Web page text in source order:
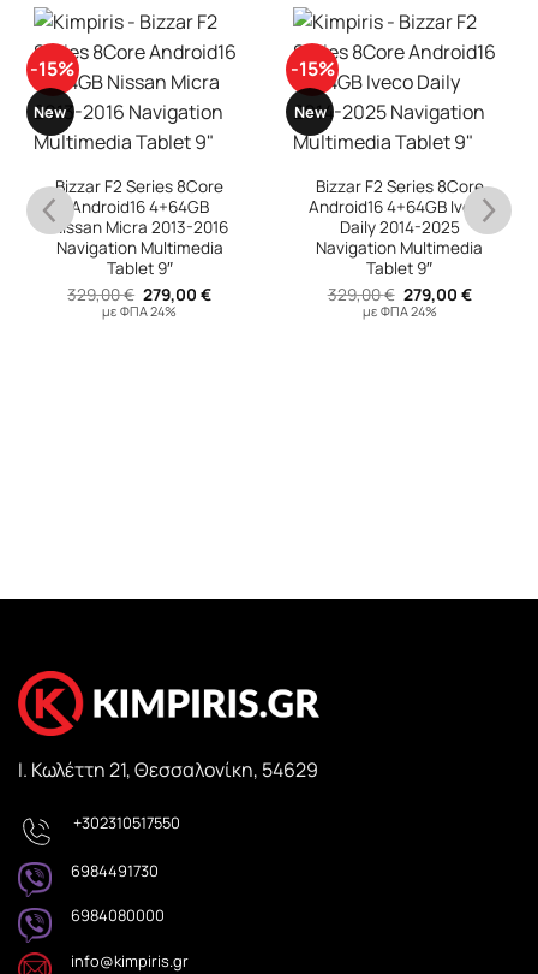
-15%
New
Bizzar F2 Series 8Core
Android16 4+64GB
Nissan Micra 2013-2016
Navigation Multimedia
Tablet 9″
329,00€ Original
price
279,00€Η
με ΦΠΑ 24%
-15%
New
Bizzar F2 Series 8Core
Android16 4+64GB Iveco
Daily 2014-2025
Navigation Multimedia
Tablet 9″
329,00€ Original
price
279,00 €Η
με ΦΠΑ 24%
Ι. Κωλέττη 21, Θεσσαλονίκη, 54629
+302310517550
6984491730
6984080000
info@kimpiris.gr